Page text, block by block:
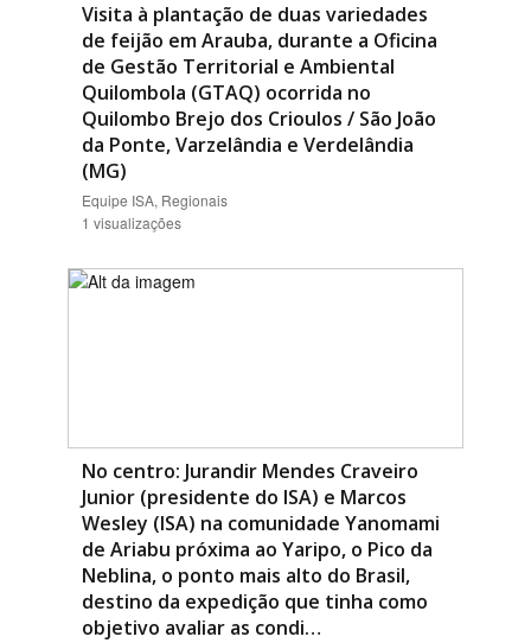
Visita à plantação de duas variedades
de feijão em Arauba, durante a Oficina
de Gestão Territorial e Ambiental
Quilombola (GTAQ) ocorrida no
Quilombo Brejo dos Crioulos / São João
da Ponte, Varzelândia e Verdelândia
(MG)
Equipe ISA, Regionais
1 visualizações
No centro: Jurandir Mendes Craveiro
Junior (presidente do ISA) e Marcos
Wesley (ISA) na comunidade Yanomami
de Ariabu próxima ao Yaripo, o Pico da
Neblina, o ponto mais alto do Brasil,
destino da expedição que tinha como
objetivo avaliar as condi…